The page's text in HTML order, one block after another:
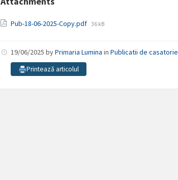
Pub-18-06-2025-Copy.pdf File
36 kB
19/06/2025byPrimaria Lumina inPublicatii de casatorie
Printează articolul